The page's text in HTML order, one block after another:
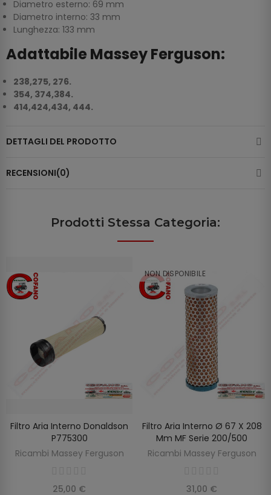
Diametro esterno: 69 mm
Diametro interno: 33 mm
Lunghezza: 133 mm
Adattabile Massey Ferguson:
238,275, 276.
354, 374,384.
414,424,434, 444.
DETTAGLI DEL PRODOTTO
RECENSIONI(0)
Prodotti Stessa Categoria:
AGGIUNGI AL CARRELLO
Filtro Aria Interno Donaldson
P775300
Ricambi Massey Ferguson
25,00 €
NON DISPONIBILE
SCOPRIRE
Filtro Aria Interno Ø 67 X 208
Mm MF Serie 200/500
Ricambi Massey Ferguson
31,00 €